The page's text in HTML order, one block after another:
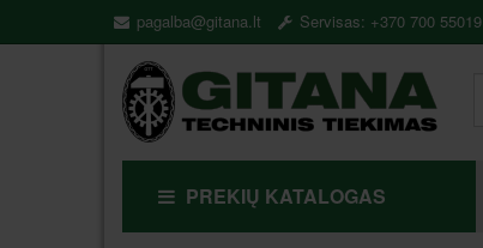
pagalba@gitana.lt Servisas: +370 700 55019
PREKIŲ KATALOGAS